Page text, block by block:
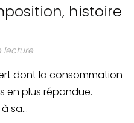
histoire
lecture
dont la consommation
en plus répandue.
sa…